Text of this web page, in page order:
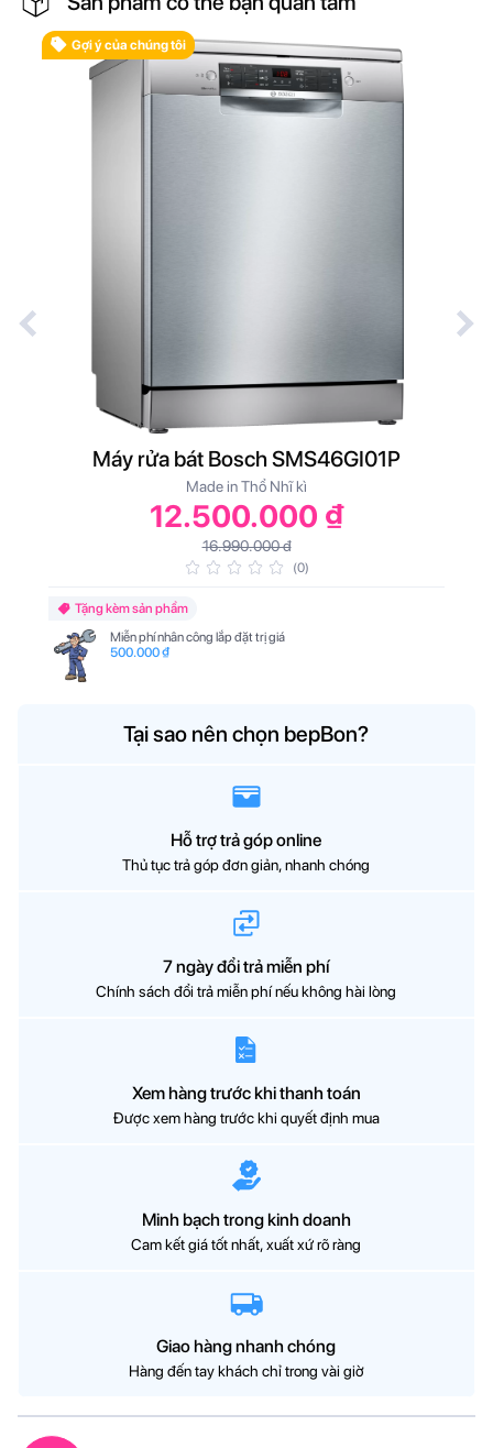
Gợi ý của chúng tôi
Máy rửa bát Bosch SMS46GI01P
Made in Thổ Nhĩ kì
12.500.000 ₫
16.990.000 đ
(0)
Tặng kèm sản phẩm
Miễn phí nhân công lắp đặt trị giá
500.000 ₫
Tại sao nên chọn bepBon?
Hỗ trợ trả góp online
Thủ tục trả góp đơn giản, nhanh chóng
7 ngày đổi trả miễn phí
Chính sách đổi trả miễn phí nếu không hài lòng
Xem hàng trước khi thanh toán
Được xem hàng trước khi quyết định mua
Minh bạch trong kinh doanh
Cam kết giá tốt nhất, xuất xứ rõ ràng
Giao hàng nhanh chóng
Hàng đến tay khách chỉ trong vài giờ